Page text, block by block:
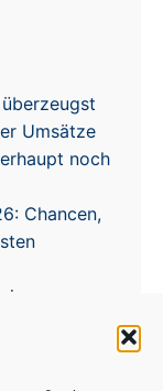
Umsätze
noch
Chancen,